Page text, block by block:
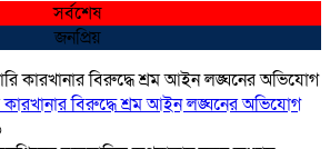
সর্বশেষ
জনপ্রিয়
বিরুদ্ধে শ্রম আইন লঙ্ঘনের অভিযোগ